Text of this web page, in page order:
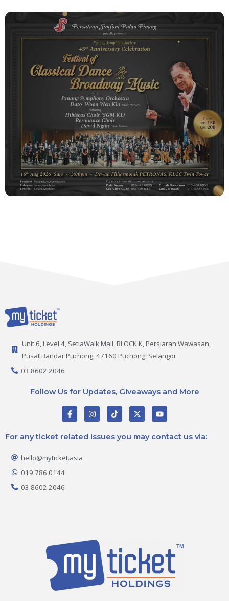
Unit 6, Level 4, SetiaWalk Mall, BLOCK K, Persiaran Wawasan,
Pusat Bandar Puchong, 47160 Puchong, Selangor
03 8602 2046
Follow Us for Updates, Giveaways and More
F
a
c
e
b
o
k
I
n
s
t
a
T
i
k
o
X
-
t
i
Y
o
u
u
For any ticket related issues you may contact us via:
hello@myticket.asia
019 786 0144
03 8602 2046